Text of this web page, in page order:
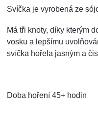
Svíčka je vyrobená ze
Má tři knoty, díky kterým
vosku a lepšímu
svíčka hořela jasným a
Doba hoření 45+ hodin